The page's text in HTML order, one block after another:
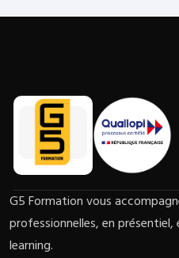
G5 Formation vous
professionnelles, en
learning.